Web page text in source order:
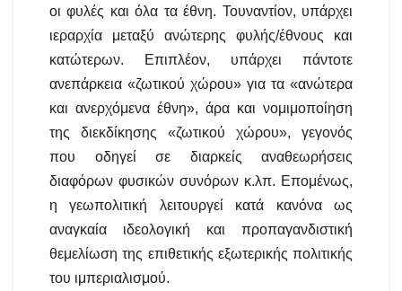
οι φυλές και όλα τα έθνη. Τουναντίον, υπάρχει
ιεραρχία μεταξύ ανώτερης φυλής/έθνους και
κατώτερων. Επιπλέον, υπάρχει πάντοτε
ανεπάρκεια «ζωτικού χώρου» για τα «ανώτερα
και ανερχόμενα έθνη», άρα και νομιμοποίηση
της διεκδίκησης «ζωτικού χώρου», γεγονός
που οδηγεί σε διαρκείς αναθεωρήσεις
διαφόρων φυσικών συνόρων κ.λπ. Επομένως,
η γεωπολιτική λειτουργεί κατά κανόνα ως
αναγκαία ιδεολογική και προπαγανδιστική
θεμελίωση της επιθετικής εξωτερικής πολιτικής
του ιμπεριαλισμού.